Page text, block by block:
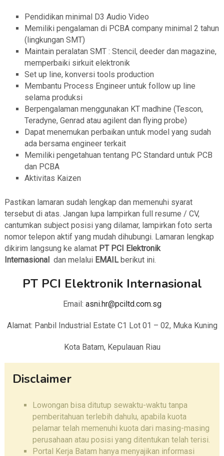
Pendidikan minimal D3 Audio Video
Memiliki pengalaman di PCBA company minimal 2 tahun
(lingkungan SMT)
Maintain peralatan SMT : Stencil, deeder dan magazine,
memperbaiki sirkuit elektronik
Set up line, konversi tools production
Membantu Process Engineer untuk follow up line
selama produksi
Berpengalaman menggunakan KT madhine (Tescon,
Teradyne, Genrad atau agilent dan flying probe)
Dapat menemukan perbaikan untuk model yang sudah
ada bersama engineer terkait
Memiliki pengetahuan tentang PC Standard untuk PCB
dan PCBA
Aktivitas Kaizen
Pastikan lamaran sudah lengkap dan memenuhi syarat
tersebut di atas. Jangan lupa lampirkan full resume / CV,
cantumkan subject posisi yang dilamar, lampirkan foto serta
nomor telepon aktif yang mudah dihubungi. Lamaran lengkap
dikirim langsung ke alamat PT PCI Elektronik
Internasional
dan melalui EMAIL berikut ini.
PT PCI Elektronik Internasional
Email: asni.hr@pciltd.com.sg
Alamat: Panbil Industrial Estate C1 Lot 01 – 02, Muka Kuning
Kota Batam, Kepulauan Riau
Disclaimer
Lowongan bisa ditutup sewaktu-waktu tanpa
pemberitahuan terlebih dahulu, apabila kuota
pelamar telah memenuhi kuota dari masing-masing
perusahaan atau posisi yang ditentukan telah terisi.
Portal Kerja Batam hanya menyajikan informasi